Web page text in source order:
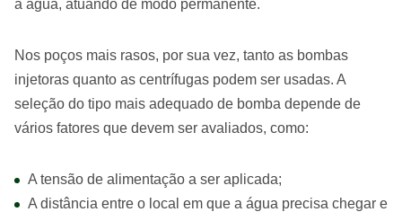
a água, atuando de modo permanente.
Nos poços mais rasos, por sua vez, tanto as bombas
injetoras quanto as centrífugas podem ser usadas. A
seleção do tipo mais adequado de bomba depende de
vários fatores que devem ser avaliados, como:
A tensão de alimentação a ser aplicada;
A distância entre o local em que a água precisa chegar e